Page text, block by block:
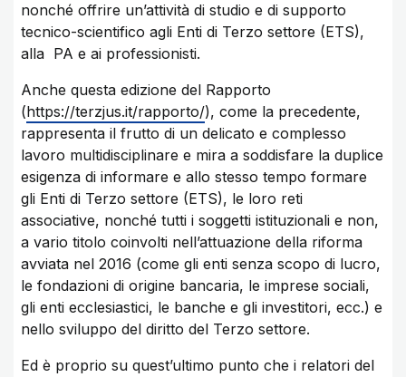
nonché offrire un’attività di studio e di supporto
tecnico-scientifico agli Enti di Terzo settore (ETS),
alla PA e ai professionisti.
Anche questa edizione del Rapporto
(https://terzjus.it/rapporto/), come la precedente,
rappresenta il frutto di un delicato e complesso
lavoro multidisciplinare e mira a soddisfare la duplice
esigenza di informare e allo stesso tempo formare
gli Enti di Terzo settore (ETS), le loro reti
associative, nonché tutti i soggetti istituzionali e non,
a vario titolo coinvolti nell’attuazione della riforma
avviata nel 2016 (come gli enti senza scopo di lucro,
le fondazioni di origine bancaria, le imprese sociali,
gli enti ecclesiastici, le banche e gli investitori, ecc.) e
nello sviluppo del diritto del Terzo settore.
Ed è proprio su quest’ultimo punto che i relatori del